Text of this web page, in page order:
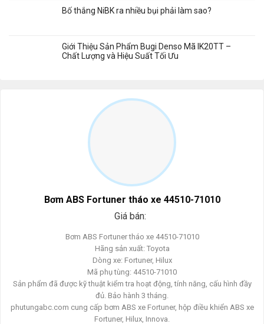
Bố thắng NiBK ra nhiều bụi phải làm sao?
Giới Thiệu Sản Phẩm Bugi Denso Mã IK20TT –
Chất Lượng và Hiệu Suất Tối Ưu
Bơm ABS Fortuner tháo xe 44510-71010
Giá bán:
Bơm ABS Fortuner tháo xe 44510-71010
Hãng sản xuất: Toyota
Dòng xe: Fortuner, Hilux
Mã phụ tùng: 44510-71010
Sản phẩm đã được kỹ thuật kiểm tra hoạt động, tính năng, cấu hình đầy
đủ. Bảo hành 3 tháng.
phutungabc.com cung cấp bơm ABS xe Fortuner, hộp điều khiển ABS xe
Fortuner, Hilux, Innova.